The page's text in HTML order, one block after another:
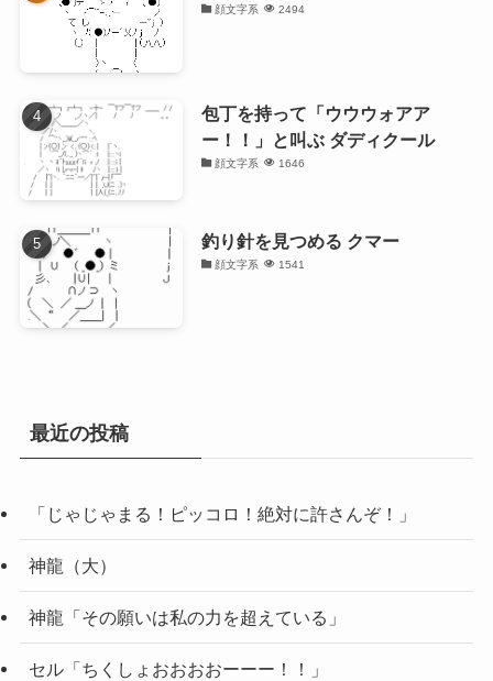
顔文字系 2494
包丁を持って「ウウウォアア
ー！！」と叫ぶ ダディクール
顔文字系 1646
釣り針を見つめる クマー
顔文字系 1541
最近の投稿
「じゃじゃまる！ピッコロ！絶対に許さんぞ！」
神龍（大）
神龍「その願いは私の力を超えている」
セル「ちくしょおおおおーーー！！」